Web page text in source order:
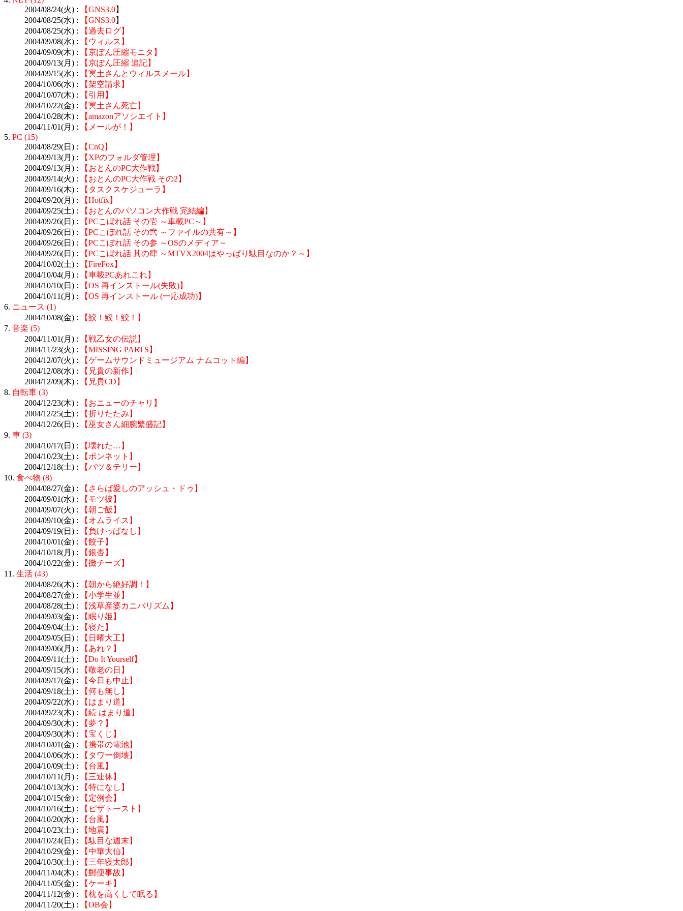
2004/08/24(火) :
【GNS3.0】
2004/08/25(水) :
【GNS3.0】
2004/08/25(水) :
【過去ログ】
2004/09/08(水) :
【ウィルス】
2004/09/09(木) :
【京ぽん圧縮モニタ】
2004/09/13(月) :
【京ぽん圧縮 追記】
2004/09/15(水) :
【冥土さんとウィルスメール】
2004/10/06(水) :
【架空請求】
2004/10/07(木) :
【引用】
2004/10/22(金) :
【冥土さん死亡】
2004/10/28(木) :
【amazonアソシエイト】
2004/11/01(月) :
【メールが！】
5. PC (15)
2004/08/29(日) :
【CnQ】
2004/09/13(月) :
【XPのフォルダ管理】
2004/09/13(月) :
【おとんのPC大作戦】
2004/09/14(火) :
【おとんのPC大作戦 その2】
2004/09/16(木) :
【タスクスケジューラ】
2004/09/20(月) :
【Hotfix】
2004/09/25(土) :
【おとんのパソコン大作戦 完結編】
2004/09/26(日) :
【PCこぼれ話 その壱 ～車載PC～】
2004/09/26(日) :
【PCこぼれ話 その弐 ～ファイルの共有～】
2004/09/26(日) :
【PCこぼれ話 その参 ～OSのメディア～
2004/09/26(日) :
【PCこぼれ話 其の肆 ～MTVX2004はやっぱり駄目なのか？～】
2004/10/02(土) :
【FireFox】
2004/10/04(月) :
【車載PCあれこれ】
2004/10/10(日) :
【OS 再インストール(失敗)】
2004/10/11(月) :
【OS 再インストール (一応成功)】
6. ニュース (1)
2004/10/08(金) :
【鮫！鮫！鮫！】
7. 音楽 (5)
2004/11/01(月) :
【戦乙女の伝説】
2004/11/23(火) :
【MISSING PARTS】
2004/12/07(火) :
【ゲームサウンドミュージアム ナムコット編】
2004/12/08(水) :
【兄貴の新作】
2004/12/09(木) :
【兄貴CD】
8. 自転車 (3)
2004/12/23(木) :
【おニューのチャリ】
2004/12/25(土) :
【折りたたみ】
2004/12/26(日) :
【巫女さん細腕繁盛記】
9. 車 (3)
2004/10/17(日) :
【壊れた…】
2004/10/23(土) :
【ボンネット】
2004/12/18(土) :
【バツ＆テリー】
10. 食べ物 (8)
2004/08/27(金) :
【さらば愛しのアッシュ・ドゥ】
2004/09/01(水) :
【モツ彼】
2004/09/07(火) :
【朝ご飯】
2004/09/10(金) :
【オムライス】
2004/09/19(日) :
【負けっぱなし】
2004/10/01(金) :
【餃子】
2004/10/18(月) :
【銀杏】
2004/10/22(金) :
【黴チーズ】
11. 生活 (43)
2004/08/26(木) :
【朝から絶好調！】
2004/08/27(金) :
【小学生並】
2004/08/28(土) :
【浅草産婆カニバリズム】
2004/09/03(金) :
【眠り姫】
2004/09/04(土) :
【寝た】
2004/09/05(日) :
【日曜大工】
2004/09/06(月) :
【あれ？】
2004/09/11(土) :
【Do It Yourself】
2004/09/15(水) :
【敬老の日】
2004/09/17(金) :
【今日も中止】
2004/09/18(土) :
【何も無し】
2004/09/22(水) :
【はまり道】
2004/09/23(木) :
【続 はまり道】
2004/09/30(木) :
【夢？】
2004/09/30(木) :
【宝くじ】
2004/10/01(金) :
【携帯の電池】
2004/10/06(水) :
【タワー倒壊】
2004/10/09(土) :
【台風】
2004/10/11(月) :
【三連休】
2004/10/13(水) :
【特になし】
2004/10/15(金) :
【定例会】
2004/10/16(土) :
【ピザトースト】
2004/10/20(水) :
【台風】
2004/10/23(土) :
【地震】
2004/10/24(日) :
【駄目な週末】
2004/10/29(金) :
【中華大仙】
2004/10/30(土) :
【三年寝太郎】
2004/11/04(木) :
【郵便事故】
2004/11/05(金) :
【ケーキ】
2004/11/12(金) :
【枕を高くして眠る】
2004/11/20(土) :
【OB会】